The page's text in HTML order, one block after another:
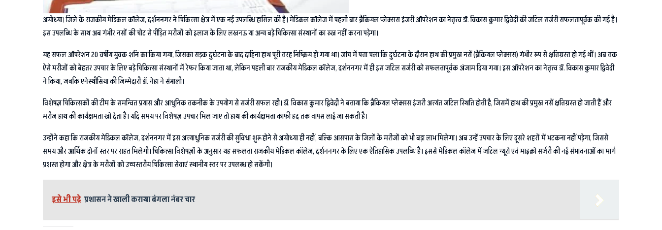
अयोध्या। जिले के राजकीय मेडिकल कॉलेज, दर्शननगर ने चिकित्सा क्षेत्र में एक नई उपलब्धि हासिल की है। मेडिकल कॉलेज में पहली बार ब्रैकियल प्लेक्सस इंजरी ऑपरेशन का नेतृत्व डॉ. विकास कुमार द्विवेदी की जटिल सर्जरी सफलतापूर्वक की गई है।
इस उपलब्धि के साथ अब गंभीर नसों की चोट से पीड़ित मरीजों को इलाज के लिए लखनऊ या अन्य बड़े चिकित्सा संस्थानों का रुख नहीं करना पड़ेगा।
यह सफल ऑपरेशन 20 वर्षीय युवक शनि का किया गया, जिसका सड़क दुर्घटना के बाद दाहिना हाथ पूरी तरह निष्क्रिय हो गया था। जांच में पता चला कि दुर्घटना के दौरान हाथ की प्रमुख नसें (ब्रैकियल प्लेक्सस) गंभीर रूप से क्षतिग्रस्त हो गई थीं। अब तक
ऐसे मरीजों को बेहतर उपचार के लिए बड़े चिकित्सा संस्थानों में रेफर किया जाता था, लेकिन पहली बार राजकीय मेडिकल कॉलेज, दर्शननगर में ही इस जटिल सर्जरी को सफलतापूर्वक अंजाम दिया गया। इस ऑपरेशन का नेतृत्व डॉ. विकास कुमार द्विवेदी
ने किया, जबकि एनेस्थीसिया की जिम्मेदारी डॉ. नेहा ने संभाली।
विशेषज्ञ चिकित्सकों की टीम के समन्वित प्रयास और आधुनिक तकनीक के उपयोग से सर्जरी सफल रही। डॉ. विकास कुमार द्विवेदी ने बताया कि ब्रैकियल प्लेक्सस इंजरी अत्यंत जटिल स्थिति होती है, जिसमें हाथ की प्रमुख नसें क्षतिग्रस्त हो जाती हैं और
मरीज हाथ की कार्यक्षमता खो देता है। यदि समय पर विशेषज्ञ उपचार मिल जाए तो हाथ की कार्यक्षमता काफी हद तक वापस लाई जा सकती है।
उन्होंने कहा कि राजकीय मेडिकल कॉलेज, दर्शननगर में इस अत्याधुनिक सर्जरी की सुविधा शुरू होने से अयोध्या ही नहीं, बल्कि आसपास के जिलों के मरीजों को भी बड़ा लाभ मिलेगा। अब उन्हें उपचार के लिए दूसरे शहरों में भटकना नहीं पड़ेगा, जिससे
समय और आर्थिक दोनों स्तर पर राहत मिलेगी। चिकित्सा विशेषज्ञों के अनुसार यह सफलता राजकीय मेडिकल कॉलेज, दर्शननगर के लिए एक ऐतिहासिक उपलब्धि है। इससे मेडिकल कॉलेज में जटिल न्यूरो एवं माइक्रो सर्जरी की नई संभावनाओं का मार्ग
प्रशस्त होगा और क्षेत्र के मरीजों को उच्चस्तरीय चिकित्सा सेवाएं स्थानीय स्तर पर उपलब्ध हो सकेंगी।
इसे भी पढ़े प्रशासन ने खाली कराया बंगला नंबर चार